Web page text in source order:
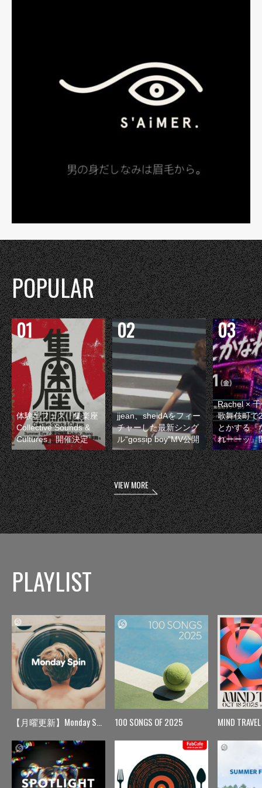
POPULAR
体験型フェス『集楽座
Collective Sounds &
Cultures』開催決定
jjean、sheidAをフィー
チャーした最新シング
ル“gossip boy”MV公開
Rachel ×
歌舞伎町で
とかする『
れーーッ』
VIEW MORE
PLAYLIST
【月曜更新】Monday Spin 100 SONGS OF 2025 MIND TRAVEL